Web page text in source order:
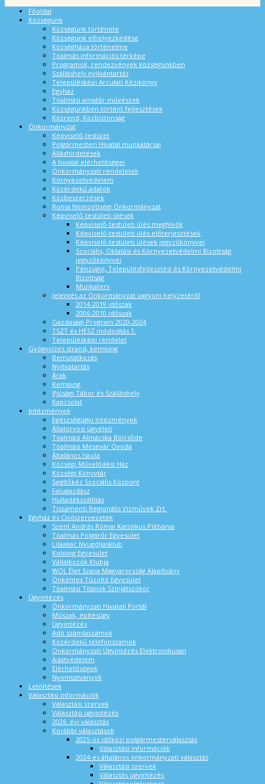
Főoldal
Községünk
Községünk története
Községünk elhelyezkedése
Községháza történelme
Tóalmás információs térképe
Programok, rendezvények községünkben
Szálláshely nyilvántartás
Településképi Arculati Kézikönyv
Egyház
Tóalmási amatőr művészek
Községünkben történt fejlesztések
Közrend, Közbiztonság
Önkormányzat
Képviselő-testület
Polgármesteri Hivatal munkatársai
Álláshirdetések
A hivatal elérhetőségei
Önkormányzati rendeletek
Környezetvédelem
Közérdekű adatok
Közbeszerzések
Roma Nemzetiségi Önkormányzat
Képviselő-testületi ülések
Képviselő-testületi ülés meghívók
Képviselő-testületi ülés előterjesztések
Képviselő-testületi ülések jegyzőkönyvei
Szociális, Oktatási és Környezetvédelmi Bizottság
jegyzőkönyvei
Pénzügyi, Településfejlesztési és Környezetvédelmi
Bizottság
Munkaterv
Jelentés az Önkormányzat vagyoni helyzetéről
2014-2019 időszak
2006-2010 időszak
Gazdasági Program 2020-2024
TSZT és HÉSZ módosítás 1.
Településképi rendelet
Gyógyvizes strand, kemping
Bemutatkozás
Nyitvatartás
Árak
Kemping
Ifjúsági Tábor és Szálláshely
Kapcsolat
Intézmények
Egészségügyi Intézmények
Állatorvosi ügyeleti
Tóalmási Almácska Bölcsőde
Tóalmási Mesevár Óvoda
Általános Iskola
Községi Művelődési Ház
Községi Könyvtár
Segítőkéz Szociális Központ
Falugazdász
Hulladékszállítás
Tiszamenti Regionális Vízművek Zrt.
Egyház és Civilszervezetek
Szent András Római Katolikus Plébánia
Tóalmás Polgárőr Egyesület
Lilaakác Nyugdíjasklub
Kolping Egyesület
Vállalkozók Klubja
WOL Élet Szava Magyarország Alapítvány
Önkéntes Tűzoltó Egyesület
Tóalmási Titánok Színjátszókör
Ügyintézés
Önkormányzati Hivatali Portál
Műszak, építésügy
Ügyintézés
Adó számlaszámok
Közérdekű telefonszámok
Önkormányzati Ügyintézés Elektronikusan
Adatvédelem
Elérhetőségek
Nyomtatványok
Letöltések
Választási információk
Választási szervek
Választási ügyintézés
2026. évi választás
Korábbi választások
2025-ös időközi polgármesterválasztás
Választási információk
2024-es általános önkormányzati választás
Választási szervek
Választás ügyintézés